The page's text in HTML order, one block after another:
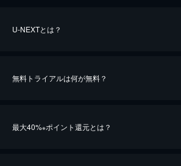
U-NEXTとは？
無料トライアルは何が無料？
最大40%※ポイント還元とは？